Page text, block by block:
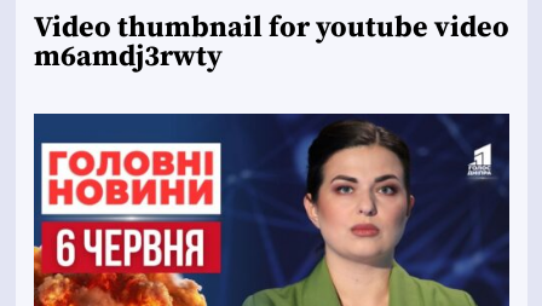
Video thumbnail for youtube video
m6amdj3rwty